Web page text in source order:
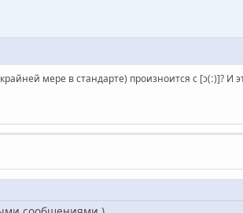
мере в стандарте) произноится с [ɔ(ː)]?